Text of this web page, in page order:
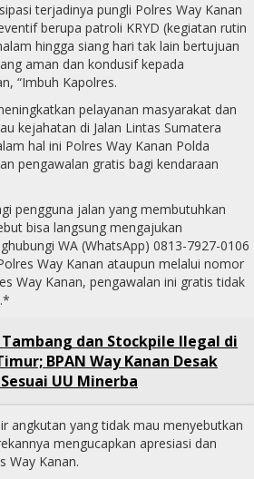
terjadinya pungli Polres Way Kanan
berupa patroli KRYD (kegiatan rutin
hingga siang hari tak lain bertujuan
aman dan kondusif kepada
“Imbuh Kapolres.
pelayanan masyarakat dan
kejahatan di Jalan Lintas Sumatera
hal ini Polres Way Kanan Polda
pengawalan gratis bagi kendaraan
pengguna jalan yang membutuhkan
bisa langsung mengajukan
WA (WhatsApp) 0813-7927-0106
Way Kanan ataupun melalui nomor
Way Kanan, pengawalan ini gratis tidak
dan Stockpile Ilegal di
BPAN Way Kanan Desak
UU Minerba
angkutan yang tidak mau menyebutkan
mengucapkan apresiasi dan
Way Kanan.